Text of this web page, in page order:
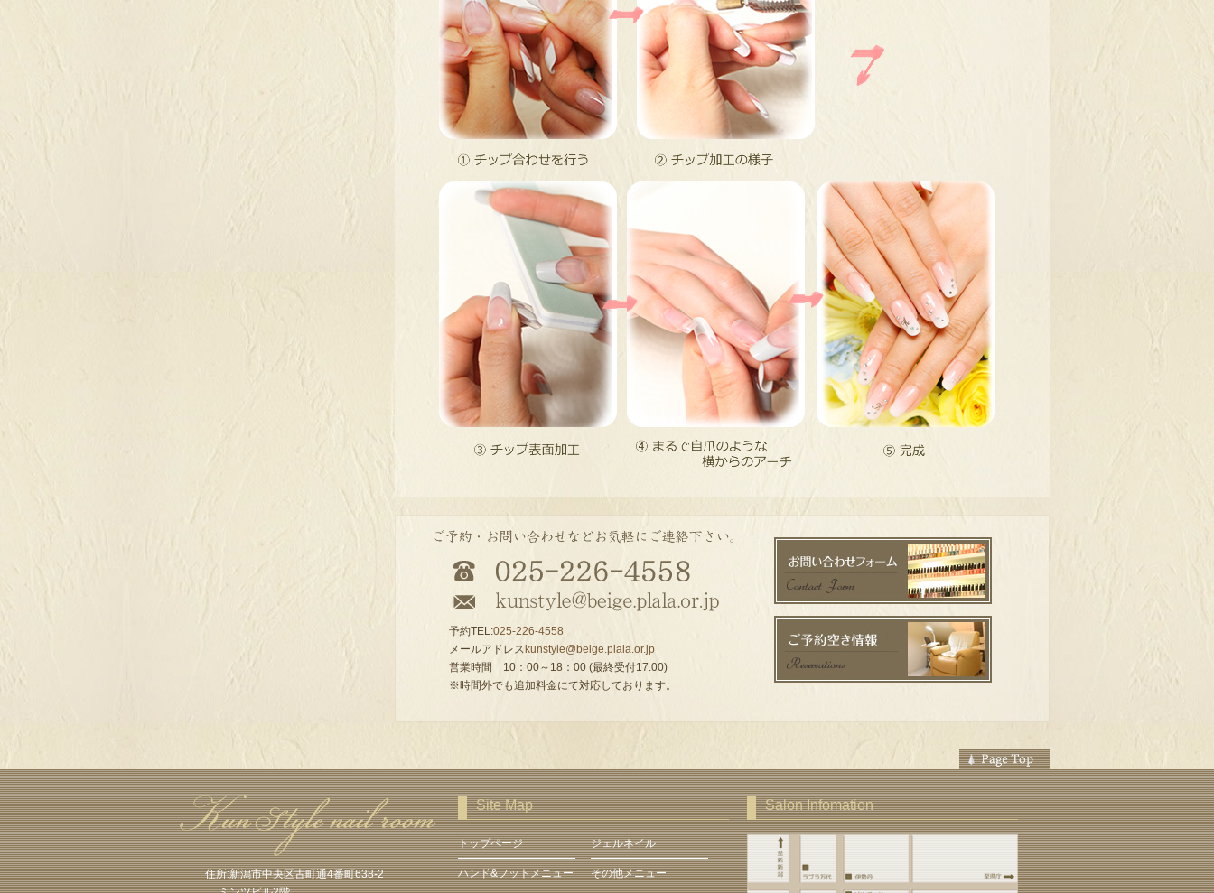
予約TEL:025-226-4558
メールアドレス kunstyle@beige.plala.or.jp
営業時間 10：00～18：00 (最終受付17:00)
※時間外でも追加料金にて対応しております。
住所:新潟市中央区古町通4番町638-2
Site Map
トップページ ジェルネイル
ハンド&フットメニュー その他メニュー
Salon Infomation